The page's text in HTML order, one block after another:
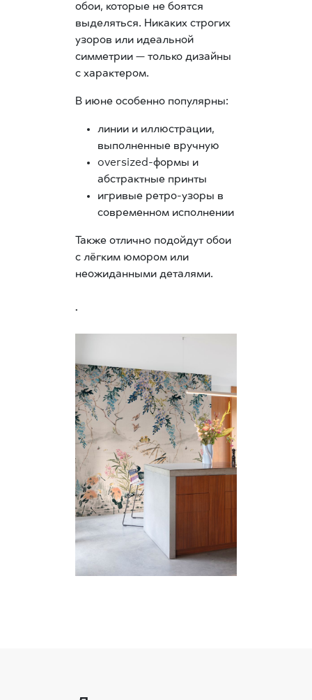
обои, которые не боятся
выделяться. Никаких строгих
узоров или идеальной
симметрии — только дизайны
с характером.
В июне особенно популярны:
линии и иллюстрации,
выполненные вручную
oversized-формы и
абстрактные принты
игривые ретро-узоры в
современном исполнении
Также отлично подойдут обои
с лёгким юмором или
неожиданными деталями.
.